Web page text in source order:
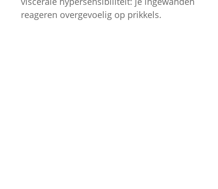
reageren overgevoelig op prikkels.